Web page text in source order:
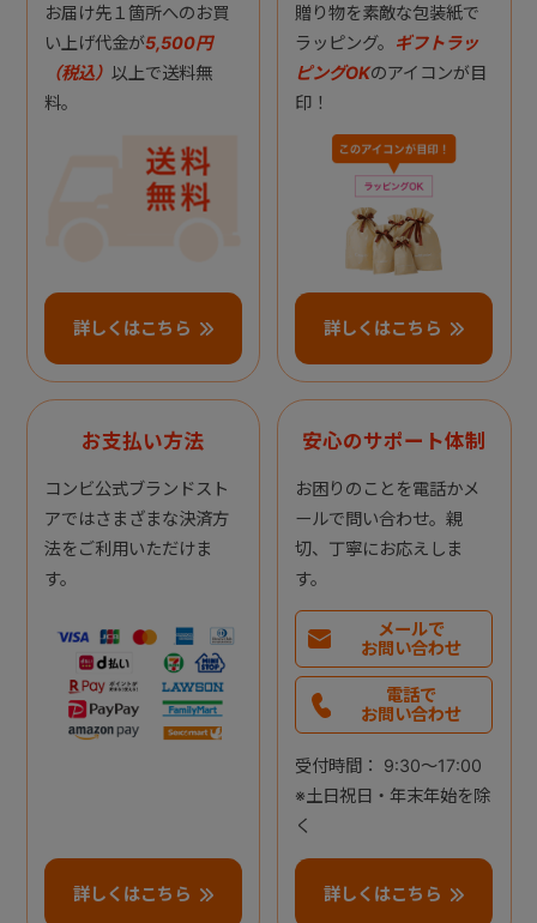
お届け先１箇所へのお買
い上げ代金が5,500円
（税込） 以上で送料無
料。
詳しくはこちら
贈り物を素敵な包装紙で
ラッピング。 ギフトラッ
ピングOKのアイコンが目
印！
詳しくはこちら
お支払い方法
コンビ公式ブランドスト
アではさまざまな決済方
法をご利用いただけま
す。
詳しくはこちら
安心のサポート体制
お困りのことを電話かメ
ールで問い合わせ。親
切、丁寧にお応えしま
す。
メールで
お問い合わせ
電話で
お問い合わせ
受付時間： 9:30～17:00
※土日祝日・年末年始を除
く
詳しくはこちら